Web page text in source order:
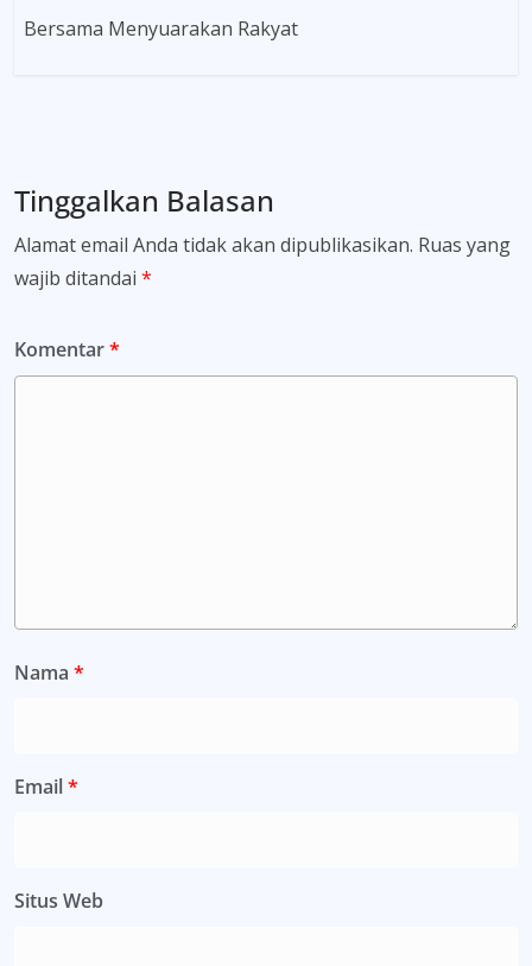
Bersama Menyuarakan Rakyat
Tinggalkan Balasan
Alamat email Anda tidak akan dipublikasikan. Ruas yang
wajib ditandai *
Komentar*
Nama *
Email*
Situs Web